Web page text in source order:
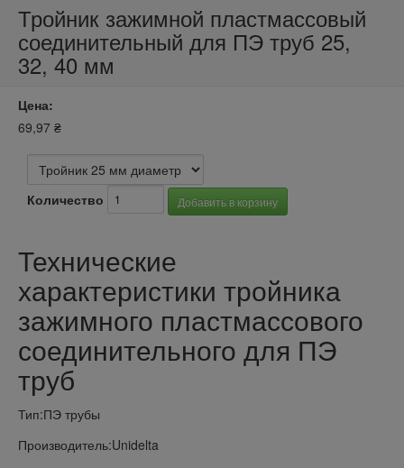
Тройник зажимной пластмассовый
соединительный для ПЭ труб 25,
32, 40 мм
Цена:
69,97 ₴
Количество
Технические
характеристики тройника
зажимного пластмассового
соединительного для ПЭ
труб
Тип:ПЭ трубы
Производитель:Unidelta